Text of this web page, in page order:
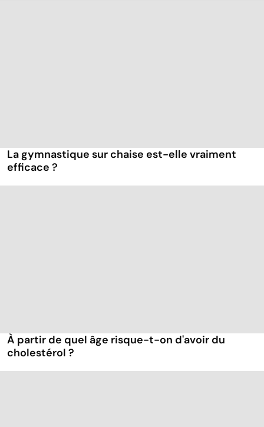
La gymnastique sur chaise est-elle vraiment
efficace ?
À partir de quel âge risque-t-on d'avoir du
cholestérol ?